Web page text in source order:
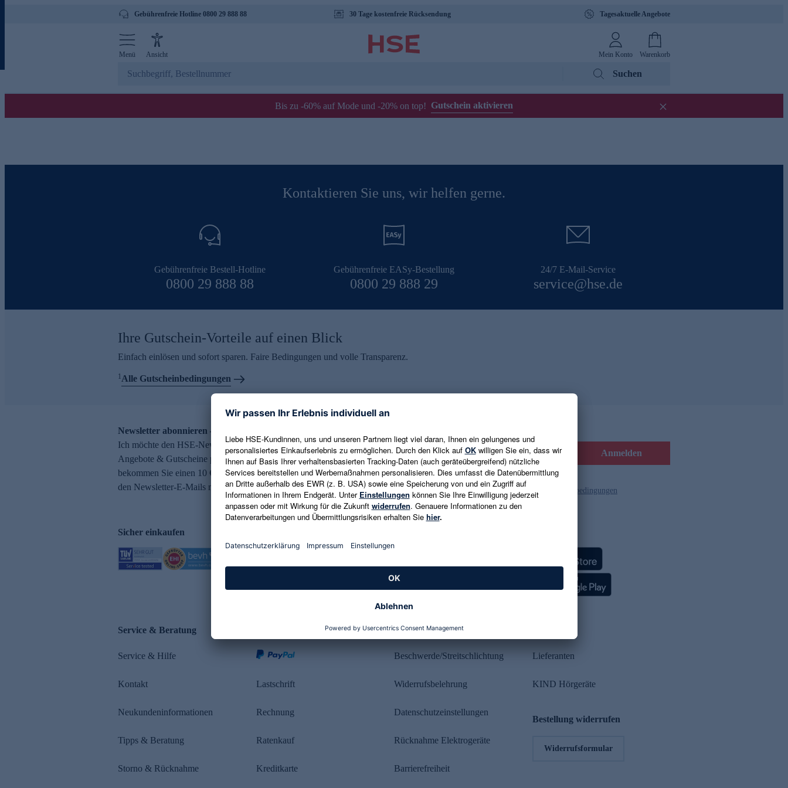
Gebührenfreie Hotline 0800 29 888 88 30 Tage kostenfreie Rücksendung Tagesaktuelle Angebote
Menü Ansicht Mein Konto Warenkorb
Suchen
Bis zu -60% auf Mode und -20% on top! Gutschein aktivieren
Kontaktieren Sie uns, wir helfen gerne.
Gebührenfreie Bestell-Hotline
0800 29 888 88
Gebührenfreie EASy-Bestellung
0800 29 888 29
24/7 E-Mail-Service
service@hse.de
Ihre Gutschein-Vorteile auf einen Blick
Einfach einlösen und sofort sparen. Faire Bedingungen und volle Transparenz.
1Alle Gutscheinbedingungen
Newsletter abonnieren – 10 € Gutschein erhalten
Ich möchte den HSE-Newsletter abonnieren und aktuelle Trends,
Angebote & Gutscheine per E-Mail erhalten. Als Dankeschön
bekommen Sie einen 10 € Gutschein. Eine Abmeldung ist jederzeit in
den Newsletter-E-Mails möglich.
E-Mail-Adresse eingeben Anmelden
Es gelten die Datenschutzrichtlinien und die Gutscheinbedingungen
Sicher einkaufen
Service & Beratung
Service & Hilfe
Kontakt
Neukundeninformationen
Tipps & Beratung
Storno & Rücknahme
Lastschrift
Rechnung
Ratenkauf
Kreditkarte
Rechtliches
Beschwerde/Streitschlichtung
Widerrufsbelehrung
Datenschutzeinstellungen
Rücknahme Elektrogeräte
Barrierefreiheit
Lieferanten
KIND Hörgeräte
Bestellung widerrufen
Widerrufsformular